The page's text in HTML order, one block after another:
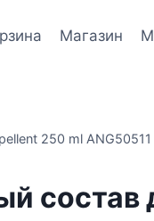
Магазин
250 ml ANG50511
состав